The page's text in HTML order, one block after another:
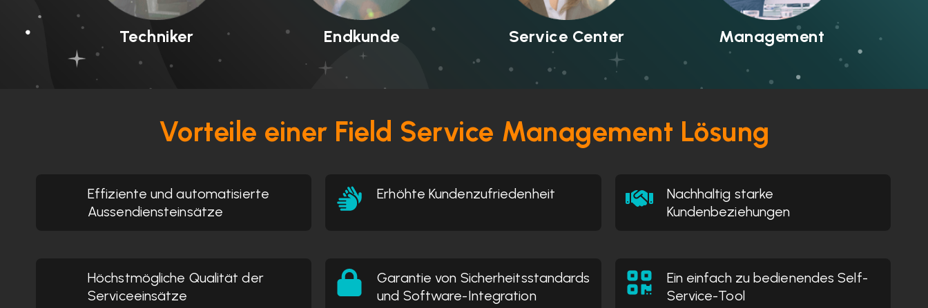
Techniker Endkunde Service Center Management
Vorteile einer Field Service Management Lösung
Effiziente und automatisierte
Aussendiensteinsätze
Erhöhte Kundenzufriedenheit
Nachhaltig starke
Kundenbeziehungen
Höchstmögliche Qualität der
Serviceeinsätze
Garantie von Sicherheitsstandards
und Software-Integration
Ein einfach zu bedienendes Self-
Service-Tool